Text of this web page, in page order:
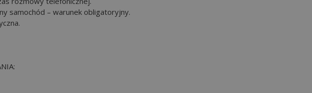
samochód – warunek obligatoryjny.